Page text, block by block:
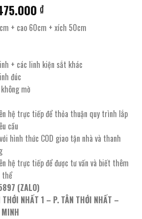
₫.
₫Giá
hiện
tại
3.475.000 ₫.
+ cao 60cm + xích 50cm
+ các linh kiện sắt khác
đúc
mờ
hệ trực tiếp để thỏa thuận quy trình lắp
cầu
hình thức COD giao tận nhà và thanh
hệ trực tiếp để được tư vấn và biết thêm
thể
(ZALO)
NHẤT 1 – P. TÂN THỚI NHẤT –